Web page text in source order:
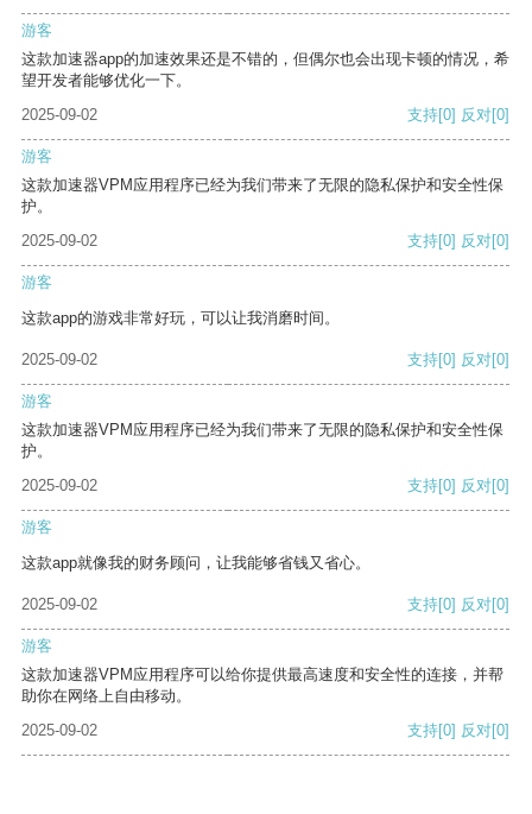
游客
这款加速器app的加速效果还是不错的，但偶尔也会出现卡顿的情况，希
望开发者能够优化一下。
2025-09-02
支持[0] 反对[0]
游客
这款加速器VPM应用程序已经为我们带来了无限的隐私保护和安全性保
护。
2025-09-02
支持[0] 反对[0]
游客
这款app的游戏非常好玩，可以让我消磨时间。
2025-09-02 支持[0] 反对[0]
游客
这款加速器VPM应用程序已经为我们带来了无限的隐私保护和安全性保
护。
2025-09-02
支持[0] 反对[0]
游客
这款app就像我的财务顾问，让我能够省钱又省心。
2025-09-02 支持[0] 反对[0]
游客
这款加速器VPM应用程序可以给你提供最高速度和安全性的连接，并帮
助你在网络上自由移动。
2025-09-02
支持[0] 反对[0]